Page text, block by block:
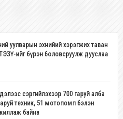
уулварын эхнийий хэрэгжих таван
ийг бүрэн боловсруулж дууслаа
сэргийлэхээр 700 гаруй алба
техник, 51 мотопомп бэлэн
байна